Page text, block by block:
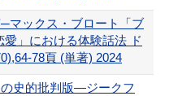
マックス・ブロート「ブ
愛」における体験話法 ド
78頁 (単著) 2024
史的批判版―ジークフ